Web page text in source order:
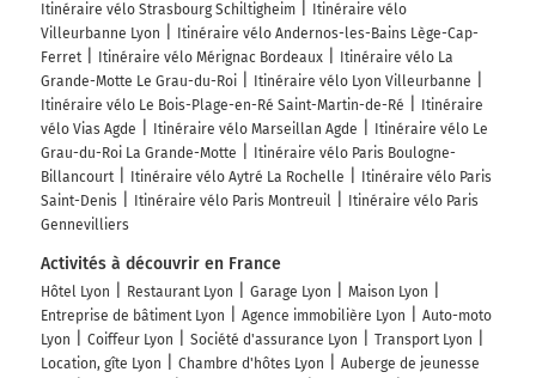
Itinéraire vélo Strasbourg Schiltigheim
Itinéraire vélo
Villeurbanne Lyon
Itinéraire vélo Andernos-les-Bains Lège-Cap-
Ferret
Itinéraire vélo Mérignac Bordeaux
Itinéraire vélo La
Grande-Motte Le Grau-du-Roi
Itinéraire vélo Lyon Villeurbanne
Itinéraire vélo Le Bois-Plage-en-Ré Saint-Martin-de-Ré
Itinéraire
vélo Vias Agde
Itinéraire vélo Marseillan Agde
Itinéraire vélo Le
Grau-du-Roi La Grande-Motte
Itinéraire vélo Paris Boulogne-
Billancourt
Itinéraire vélo Aytré La Rochelle
Itinéraire vélo Paris
Saint-Denis
Itinéraire vélo Paris Montreuil
Itinéraire vélo Paris
Gennevilliers
Activités à découvrir en France
Hôtel Lyon Restaurant Lyon Garage Lyon
Maison Lyon
Entreprise de bâtiment Lyon
Agence immobilière Lyon
Auto-moto
Lyon
Coiffeur Lyon Société d'assurance Lyon
Transport Lyon
Location, gîte Lyon
Chambre d'hôtes Lyon
Auberge de jeunesse